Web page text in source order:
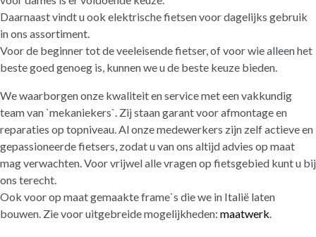
Daarnaast vindt u ook elektrische fietsen voor dagelijks gebruik
in ons assortiment.
Voor de beginner tot de veeleisende fietser, of voor wie alleen het
beste goed genoeg is, kunnen we u de beste keuze bieden.
We waarborgen onze kwaliteit en service met een vakkundig
team van `mekaniekers`. Zij staan garant voor afmontage en
reparaties op topniveau. Al onze medewerkers zijn zelf actieve en
gepassioneerde fietsers, zodat u van ons altijd advies op maat
mag verwachten. Voor vrijwel alle vragen op fietsgebied kunt u bij
ons terecht.
Ook voor op maat gemaakte frame`s die we in Italië laten
bouwen. Zie voor uitgebreide mogelijkheden: maatwerk.